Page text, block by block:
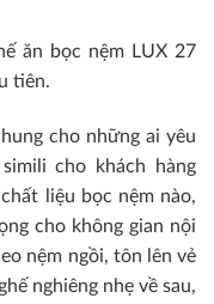
ăn bọc nệm LUX 27
tiên.
cho những ai yêu
cho khách hàng
liệu bọc nệm nào,
cho không gian nội
nệm ngồi, tôn lên vẻ
nghiêng nhẹ về sau,